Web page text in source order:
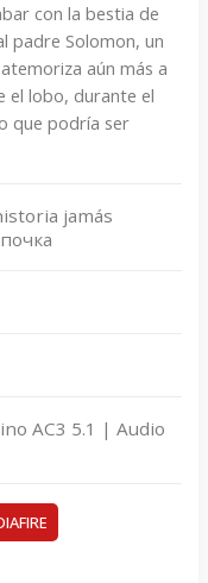
con la bestia de
padre Solomon, un
aún más a
el lobo, durante el
que podría ser
jamás
AC3 5.1 | Audio